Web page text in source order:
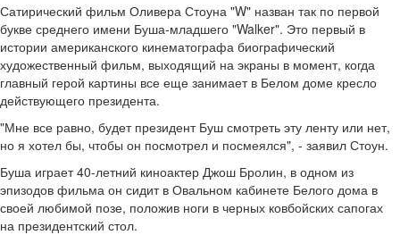
Сатирический фильм Оливера Стоуна "W" назван так по первой
букве среднего имени Буша-младшего "Walker". Это первый в
истории американского кинематографа биографический
художественный фильм, выходящий на экраны в момент, когда
главный герой картины все еще занимает в Белом доме кресло
действующего президента.
"Мне все равно, будет президент Буш смотреть эту ленту или нет,
но я хотел бы, чтобы он посмотрел и посмеялся", - заявил Стоун.
Буша играет 40-летний киноактер Джош Бролин, в одном из
эпизодов фильма он сидит в Овальном кабинете Белого дома в
своей любимой позе, положив ноги в черных ковбойских сапогах
на президентский стол.